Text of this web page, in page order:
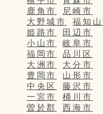
鹿角市
尼崎市
大野城市
福知山
姫路市
田辺市
小山市
岐阜市
福岡市
品川区
大洲市
大分市
豊岡市
山形市
中央区
藤沢市
一宮市
桶川市
曽於郡
西海市